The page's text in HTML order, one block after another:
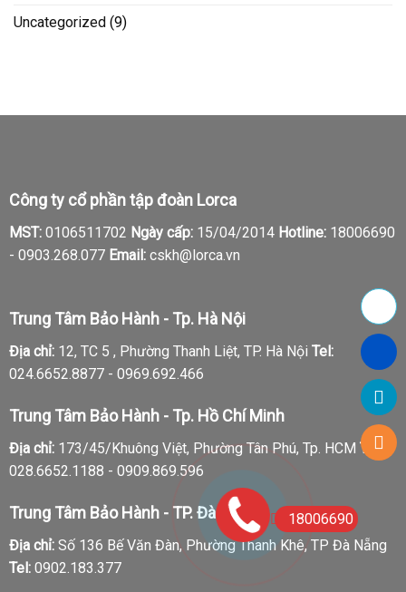
Uncategorized (9)
Công ty cổ phần tập đoàn Lorca
MST:0106511702 Ngày cấp:15/04/2014 Hotline:18006690
- 0903.268.077 Email:cskh@lorca.vn
Trung Tâm Bảo Hành - Tp. Hà Nội
Địa chỉ:12, TC 5 , Phường Thanh Liệt, TP. Hà Nội Tel:
024.6652.8877 - 0969.692.466
Trung Tâm Bảo Hành - Tp. Hồ Chí Minh
Địa chỉ:173/45/Khuông Việt, Phường Tân Phú, Tp. HCM Tel:
028.6652.1188 - 0909.869.596
Trung Tâm Bảo Hành - TP. Đà Nẵng
Địa chỉ:Số 136 Bế Văn Đàn, Phường Thanh Khê, TP Đà Nẵng
Tel:0902.183.377
18006690